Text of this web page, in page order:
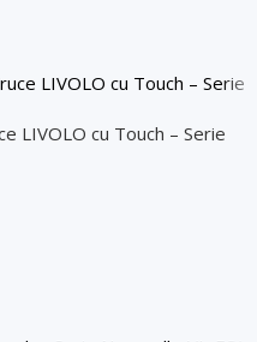
LIVOLO cu Touch – Serie